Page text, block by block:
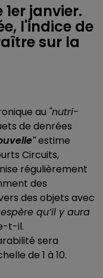
janvier.
l'indice de
sur la
au "nutri-
de denrées
estime
Circuits,
régulièrement
des
des objets avec
qu’il y aura
t-il.
sera
de 1 à 10.